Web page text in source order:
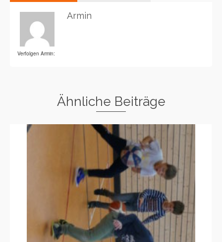
Verfolgen Armin:
Armin
Ähnliche Beiträge